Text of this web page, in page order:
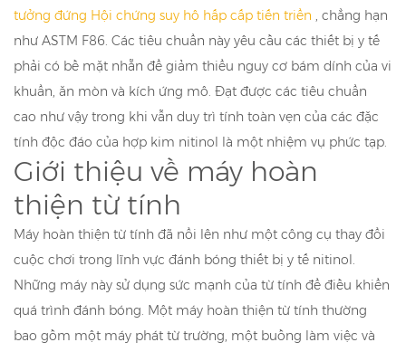
tưởng đứng Hội chứng suy hô hấp cấp tiến triển , chẳng hạn
như ASTM F86. Các tiêu chuẩn này yêu cầu các thiết bị y tế
phải có bề mặt nhẵn để giảm thiểu nguy cơ bám dính của vi
khuẩn, ăn mòn và kích ứng mô. Đạt được các tiêu chuẩn
cao như vậy trong khi vẫn duy trì tính toàn vẹn của các đặc
tính độc đáo của hợp kim nitinol là một nhiệm vụ phức tạp.
Giới thiệu về máy hoàn
thiện từ tính
Máy hoàn thiện từ tính đã nổi lên như một công cụ thay đổi
cuộc chơi trong lĩnh vực đánh bóng thiết bị y tế nitinol.
Những máy này sử dụng sức mạnh của từ tính để điều khiển
quá trình đánh bóng. Một máy hoàn thiện từ tính thường
bao gồm một máy phát từ trường, một buồng làm việc và